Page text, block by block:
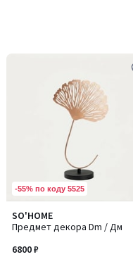
-55% по коду 5525
SO'HOME
Предмет декора Dm / Дм
6800 ₽